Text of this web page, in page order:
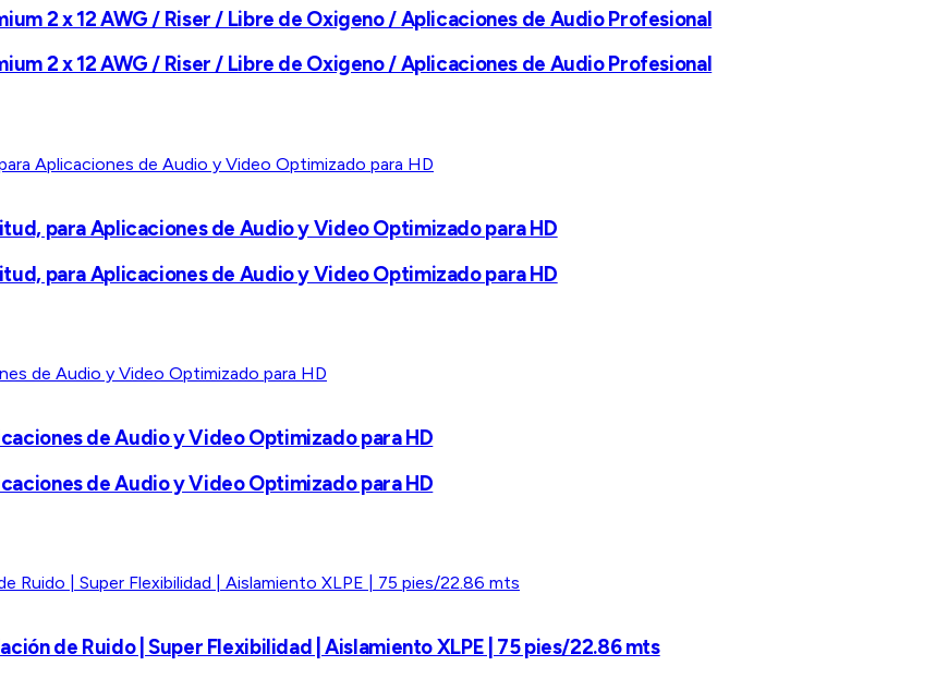
2 x 12 AWG / Riser / Libre de Oxigeno / Aplicaciones de Audio Profesional
2 x 12 AWG / Riser / Libre de Oxigeno / Aplicaciones de Audio Profesional
para Aplicaciones de Audio y Video Optimizado para HD
para Aplicaciones de Audio y Video Optimizado para HD
de Audio y Video Optimizado para HD
de Audio y Video Optimizado para HD
de Ruido | Super Flexibilidad | Aislamiento XLPE | 75 pies/22.86 mts